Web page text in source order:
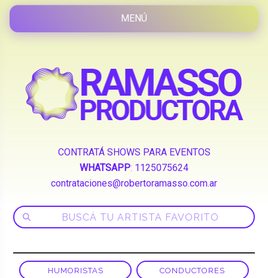
CONTRATÁ SHOWS PARA EVENTOS
WHATSAPP: 1125075624
contrataciones@robertoramasso.com.ar
HUMORISTAS CONDUCTORES